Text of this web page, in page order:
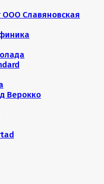
Славяновская
Верокко